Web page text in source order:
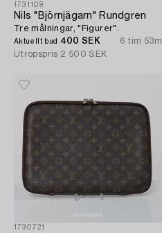
1731109
Nils "Björnjägarn" Rundgren
Tre målningar, "Figurer".
Aktuellt bud 400 SEK
6 tim 53m
Utropspris 2 500 SEK
1730721